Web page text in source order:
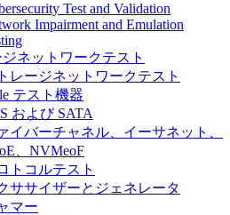
Test and Validation
Impairment and Emulation
ネットワークテスト
レージネットワークテスト
テスト機器
および SATA
イバーチャネル、イーサネット、
、NVMeoF
トコルテスト
ササイザーとジェネレータ
マー